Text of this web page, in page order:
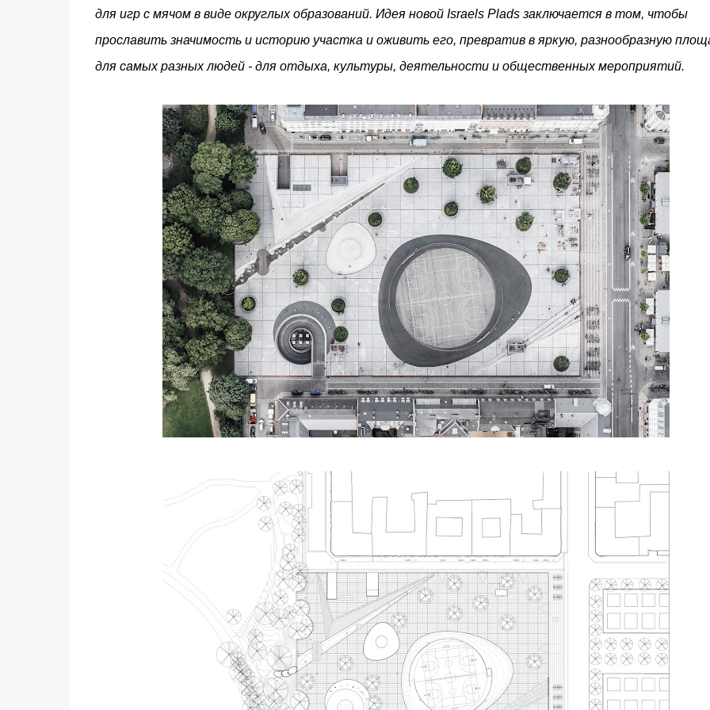
для игр с мячом в виде округлых образований. Идея новой Israels Plads заключается в том, чтобы
прославить значимость и историю участка и оживить его, превратив в яркую, разнообразную
для самых разных людей - для отдыха, культуры, деятельности и общественных мероприятий.